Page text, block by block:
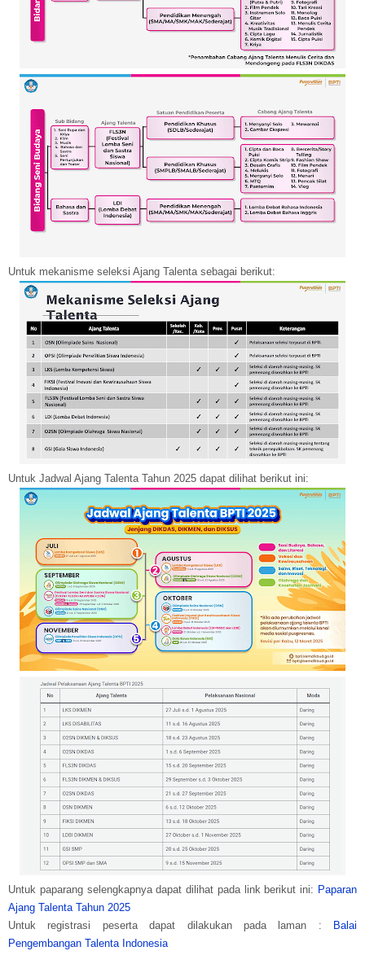
Untuk mekanisme seleksi Ajang Talenta sebagai berikut:
Untuk Jadwal Ajang Talenta Tahun 2025 dapat dilihat berikut ini:
Untuk paparang selengkapnya dapat dilihat pada link berikut ini: Paparan
Ajang Talenta Tahun 2025
Untuk registrasi peserta dapat dilakukan pada laman :
Balai
Pengembangan Talenta Indonesia